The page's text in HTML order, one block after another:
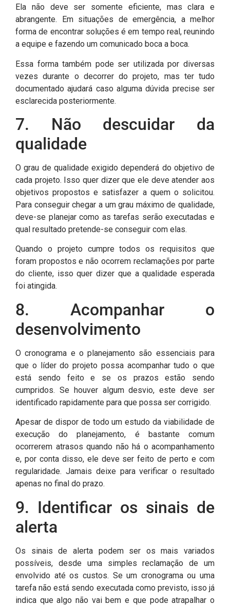
Ela não deve ser somente eficiente, mas clara e
abrangente. Em situações de emergência, a melhor
forma de encontrar soluções é em tempo real, reunindo
a equipe e fazendo um comunicado boca a boca.
Essa forma também pode ser utilizada por diversas
vezes durante o decorrer do projeto, mas ter tudo
documentado ajudará caso alguma dúvida precise ser
esclarecida posteriormente.
7. Não descuidar da
qualidade
O grau de qualidade exigido dependerá do objetivo de
cada projeto. Isso quer dizer que ele deve atender aos
objetivos propostos e satisfazer a quem o solicitou.
Para conseguir chegar a um grau máximo de qualidade,
deve-se planejar como as tarefas serão executadas e
qual resultado pretende-se conseguir com elas.
Quando o projeto cumpre todos os requisitos que
foram propostos e não ocorrem reclamações por parte
do cliente, isso quer dizer que a qualidade esperada
foi atingida.
8. Acompanhar o
desenvolvimento
O cronograma e o planejamento são essenciais para
que o líder do projeto possa acompanhar tudo o que
está sendo feito e se os prazos estão sendo
cumpridos. Se houver algum desvio, este deve ser
identificado rapidamente para que possa ser corrigido.
Apesar de dispor de todo um estudo da viabilidade de
execução do planejamento, é bastante comum
ocorrerem atrasos quando não há o acompanhamento
e, por conta disso, ele deve ser feito de perto e com
regularidade. Jamais deixe para verificar o resultado
apenas no final do prazo.
9. Identificar os sinais de
alerta
Os sinais de alerta podem ser os mais variados
possíveis, desde uma simples reclamação de um
envolvido até os custos. Se um cronograma ou uma
tarefa não está sendo executada como previsto, isso já
indica que algo não vai bem e que pode atrapalhar o